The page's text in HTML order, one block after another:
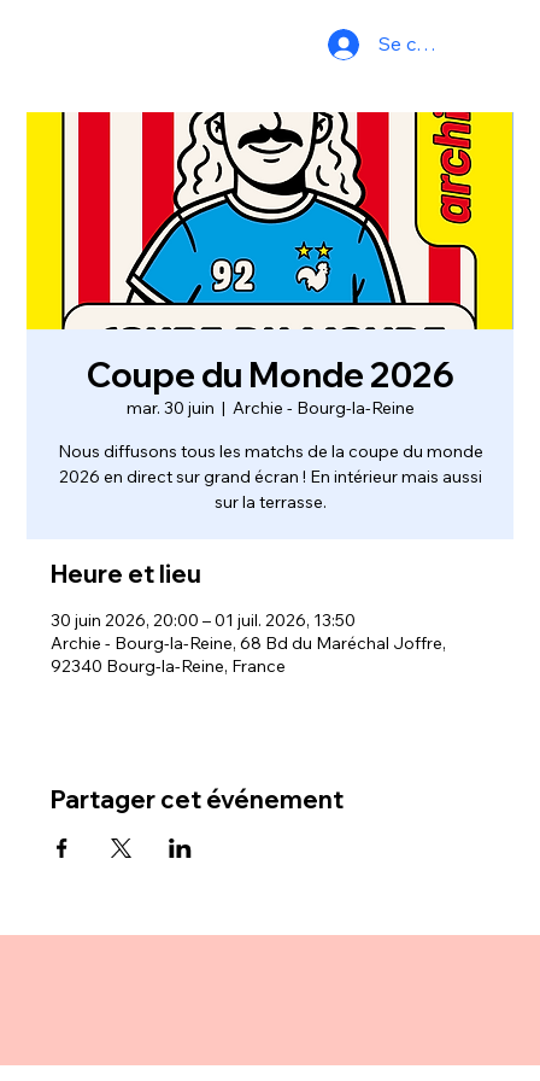
Se connecter
Coupe du Monde 2026
mar. 30 juin
  |
Archie - Bourg-la-Reine
Nous diffusons tous les matchs de la coupe du monde
2026 en direct sur grand écran ! En intérieur mais aussi
sur la terrasse.
Heure et lieu
30 juin 2026, 20:00 – 01 juil. 2026, 13:50
Archie - Bourg-la-Reine, 68 Bd du Maréchal Joffre,
92340 Bourg-la-Reine, France
Partager cet événement